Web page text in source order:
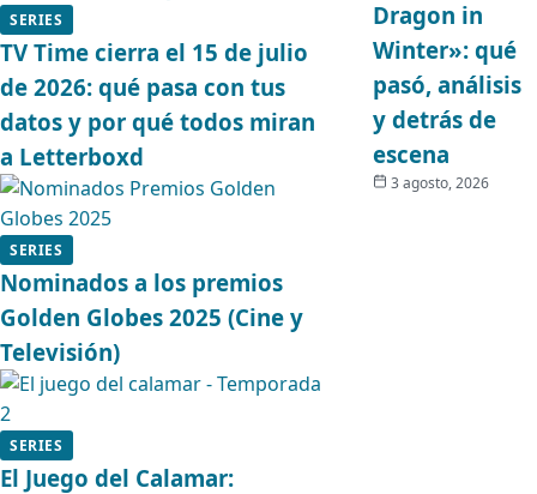
SERIES
TV Time cierra el 15 de julio
de 2026: qué pasa con tus
datos y por qué todos miran
a Letterboxd
SERIES
Nominados a los premios
Golden Globes 2025 (Cine y
Televisión)
SERIES
El Juego del Calamar:
Dragon in
Winter»: qué
pasó, análisis
y detrás de
escena
3 agosto, 2026